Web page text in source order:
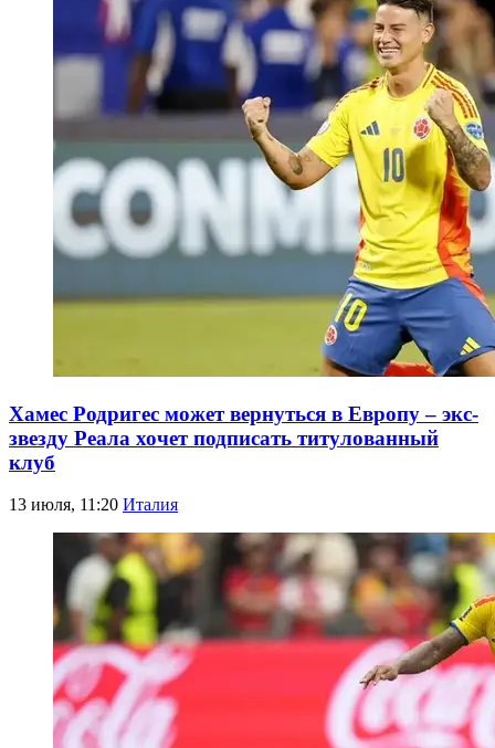
Хамес Родригес может вернуться в Европу – экс-
звезду Реала хочет подписать титулованный
клуб
13 июля, 11:20 Италия